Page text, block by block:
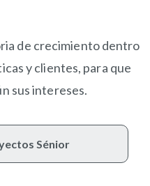
de crecimiento dentro
y clientes, para que
sus intereses.
Sénior